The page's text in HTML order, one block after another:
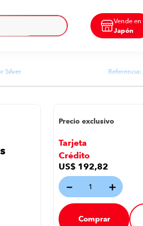
Vende en
Japón
Silver Referencia:
Precio exclusivo
Tarjeta
Crédito
US$ 192,82
＋
－
Comprar